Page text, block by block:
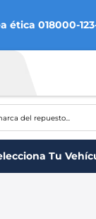
ética 018000-
o marca del
Tu